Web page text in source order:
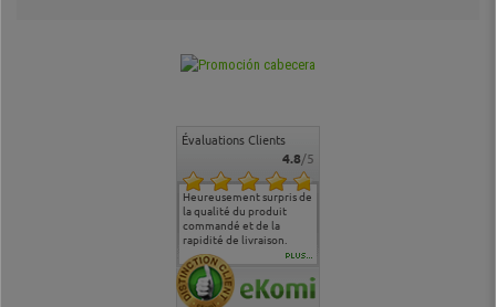
Évaluations Clients
4.8/5
Heureusement surpris de
la qualité du produit
commandé et de la
rapidité de livraison.
de l'aménagement et ne
regrette pas mon achat.
PLUS...